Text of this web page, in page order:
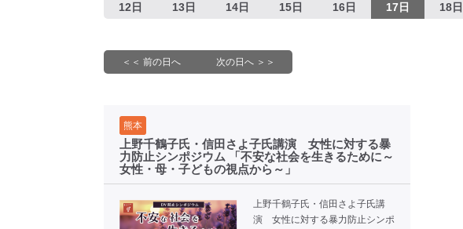
12日 13日 14日 15日 16日 17日 18日
＜＜ 前の日へ 次の日へ ＞＞
熊本
上野千鶴子氏・信田さよ子氏講演 女性に対する暴
力防止シンポジウム 「不安な社会を生きるために～
女性・母・子どもの視点から～」
上野千鶴子氏・信田さよ子氏講
演 女性に対する暴力防止シンポ